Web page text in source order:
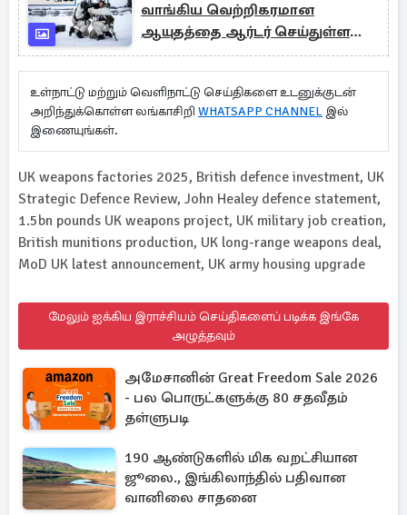
வாங்கிய வெற்றிகரமான
ஆயுதத்தை ஆர்டர் செய்துள்ள
கனடா
உள்நாட்டு மற்றும் வெளிநாட்டு செய்திகளை உடனுக்குடன்
அறிந்துக்கொள்ள லங்காசிறி WHATSAPP CHANNEL இல்
இணையுங்கள்.
UK weapons factories 2025, British defence investment, UK
Strategic Defence Review, John Healey defence statement,
1.5bn pounds UK weapons project, UK military job creation,
British munitions production, UK long-range weapons deal,
MoD UK latest announcement, UK army housing upgrade
மேலும் ஐக்கிய இராச்சியம் செய்திகளைப் படிக்க இங்கே
அழுத்தவும்
அமேசானின் Great Freedom Sale 2026
- பல பொருட்களுக்கு 80 சதவீதம்
தள்ளுபடி
190 ஆண்டுகளில் மிக வறட்சியான
ஜூலை., இங்கிலாந்தில் பதிவான
வானிலை சாதனை